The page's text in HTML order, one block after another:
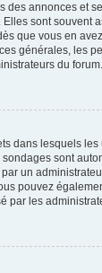
des annonces et
sont souvent
que vous en
générales, les
du forum.
dans lesquels
sont
un
pouvez
par les